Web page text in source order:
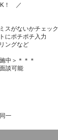
！ ／
スがないかチェック
にポチポチ入力
ングなど
中＞＊＊＊
談可能
一